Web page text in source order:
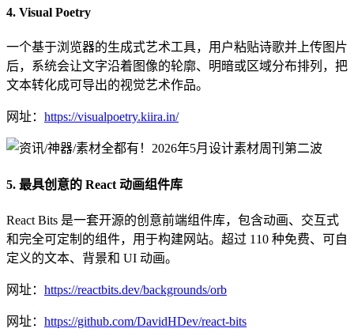
4. Visual Poetry
一个基于浏览器的生成式艺术工具，用户粘贴诗歌并上传图片
后，系统会让文字沿着图像的轮廓、明暗或区域分布排列，把
文本转化成可导出的视觉艺术作品。
网址： https://visualpoetry.kiira.in/
5. 最具创意的 React 动画组件库
React Bits 是一套开源的创意前端组件库，包含动画、交互式
和完全可定制的组件，用于构建网站。超过 110 种免费、可自
定义的文本、背景和 UI 动画。
网址： https://reactbits.dev/backgrounds/orb
网址： https://github.com/DavidHDev/react-bits